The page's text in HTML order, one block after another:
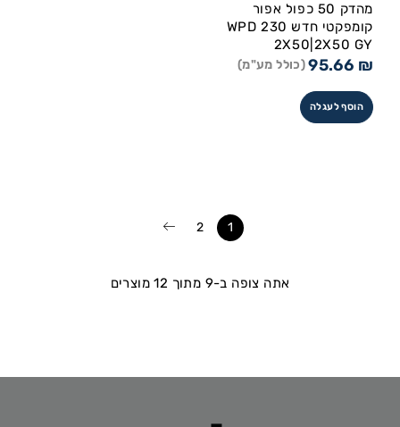
מהדק 50 כפול אפור
קומפקטי חדש WPD 230
2X50|2X50 GY
95.66 ₪ (כולל מע"מ)
הוסף לעגלה
1
2
אתה צופה ב-9 מתוך 12 מוצרים